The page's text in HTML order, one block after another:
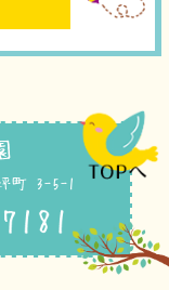
町 3-5-1